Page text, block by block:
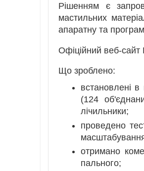
Рішенням є
мастильних
апаратну та
Офіційний веб-
Що зроблено:
встановлені в
(124
лічильники;
проведено
отримано
пального;